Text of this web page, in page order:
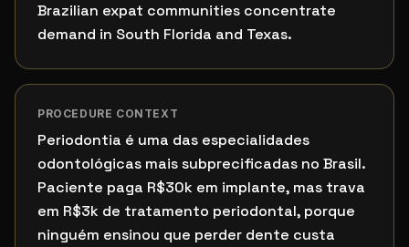
Brazilian expat communities concentrate
demand in South Florida and Texas.
PROCEDURE CONTEXT
Periodontia é uma das especialidades
odontológicas mais subprecificadas no Brasil.
Paciente paga R$30k em implante, mas trava
em R$3k de tratamento periodontal, porque
ninguém ensinou que perder dente custa